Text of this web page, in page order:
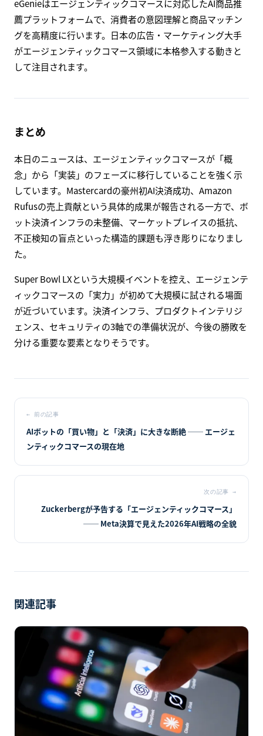
eGenieはエージェンティックコマースに対応したAI商品推
薦プラットフォームで、消費者の意図理解と商品マッチン
グを高精度に行います。日本の広告・マーケティング大手
がエージェンティックコマース領域に本格参入する動きと
して注目されます。
まとめ
本日のニュースは、エージェンティックコマースが「概
念」から「実装」のフェーズに移行していることを強く示
しています。Mastercardの豪州初AI決済成功、Amazon
Rufusの売上貢献という具体的成果が報告される一方で、ボ
ット決済インフラの未整備、マーケットプレイスの抵抗、
不正検知の盲点といった構造的課題も浮き彫りになりまし
た。
Super Bowl LXという大規模イベントを控え、エージェンテ
ィックコマースの「実力」が初めて大規模に試される場面
が近づいています。決済インフラ、プロダクトインテリジ
ェンス、セキュリティの3軸での準備状況が、今後の勝敗を
分ける重要な要素となりそうです。
←前の記事
AIボットの「買い物」と「決済」に大きな断絶 ── エージェ
ンティックコマースの現在地
次の記事 →
Zuckerbergが予告する「エージェンティックコマース」
── Meta決算で見えた2026年AI戦略の全貌
関連記事